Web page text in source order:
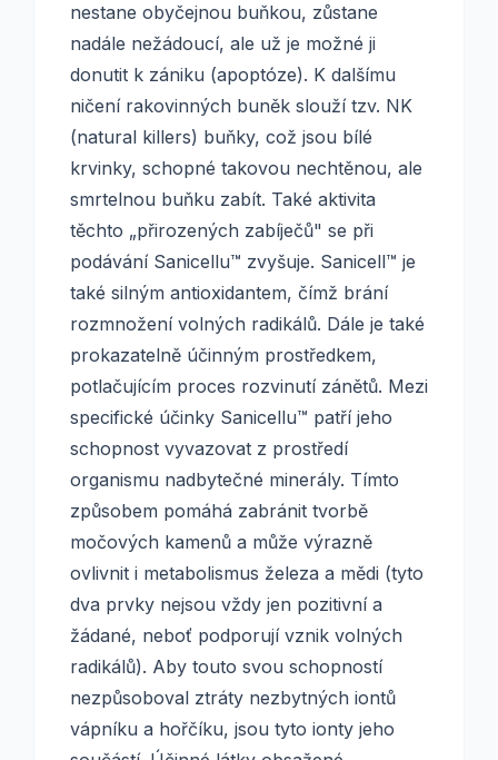
nestane obyčejnou buňkou, zůstane
nadále nežádoucí, ale už je možné ji
donutit k zániku (apoptóze). K dalšímu
ničení rakovinných buněk slouží tzv. NK
(natural killers) buňky, což jsou bílé
krvinky, schopné takovou nechtěnou, ale
smrtelnou buňku zabít. Také aktivita
těchto „přirozených zabíječů" se při
podávání Sanicellu™ zvyšuje. Sanicell™ je
také silným antioxidantem, čímž brání
rozmnožení volných radikálů. Dále je také
prokazatelně účinným prostředkem,
potlačujícím proces rozvinutí zánětů. Mezi
specifické účinky Sanicellu™ patří jeho
schopnost vyvazovat z prostředí
organismu nadbytečné minerály. Tímto
způsobem pomáhá zabránit tvorbě
močových kamenů a může výrazně
ovlivnit i metabolismus železa a mědi (tyto
dva prvky nejsou vždy jen pozitivní a
žádané, neboť podporují vznik volných
radikálů). Aby touto svou schopností
nezpůsoboval ztráty nezbytných iontů
vápníku a hořčíku, jsou tyto ionty jeho